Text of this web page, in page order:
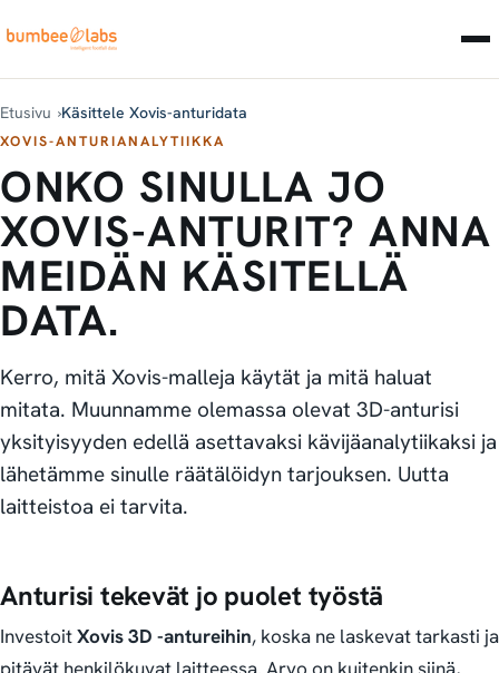
Etusivu Käsittele Xovis-anturidata
XOVIS-ANTURIANALYTIIKKA
ONKO SINULLA JO
XOVIS-ANTURIT? ANNA
MEIDÄN KÄSITELLÄ
DATA.
Kerro, mitä Xovis-malleja käytät ja mitä haluat
mitata. Muunnamme olemassa olevat 3D-anturisi
yksityisyyden edellä asettavaksi kävijäanalytiikaksi ja
lähetämme sinulle räätälöidyn tarjouksen. Uutta
laitteistoa ei tarvita.
Anturisi tekevät jo puolet työstä
InvestoitXovis 3D -antureihin, koska ne laskevat tarkasti ja